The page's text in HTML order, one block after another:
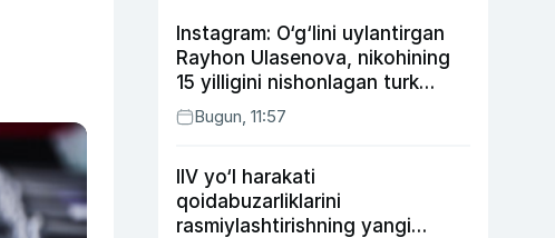
Instagram: O‘g‘lini uylantirgan
Rayhon Ulasenova, nikohining
15 yilligini nishonlagan turk
aktyorlari va Kamelot qasriga
sayohat qilgan Zebo Rahimova
Bugun, 11:57
IIV yo‘l harakati
qoidabuzarliklarini
rasmiylashtirishning yangi